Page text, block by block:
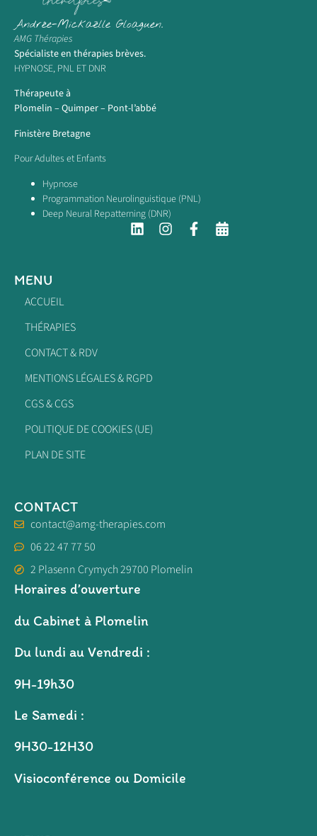
Andrée-Mickaëlle Gloaguen.
AMG Thérapies
Spécialiste en thérapies brèves.
HYPNOSE, PNL ET DNR
Thérapeute à
Plomelin – Quimper – Pont-l’abbé
Finistère Bretagne
Pour Adultes et Enfants
Hypnose
Programmation Neurolinguistique (PNL)
Deep Neural Repatterning (DNR)
MENU
ACCUEIL
THÉRAPIES
CONTACT & RDV
MENTIONS LÉGALES & RGPD
CGS & CGS
POLITIQUE DE COOKIES (UE)
PLAN DE SITE
CONTACT
contact@amg-therapies.com
06 22 47 77 50
2 Plasenn Crymych 29700 Plomelin
Horaires d’ouverture
du Cabinet à Plomelin
Du lundi au Vendredi :
9H-19h30
Le Samedi :
9H30-12H30
Visioconférence ou Domicile